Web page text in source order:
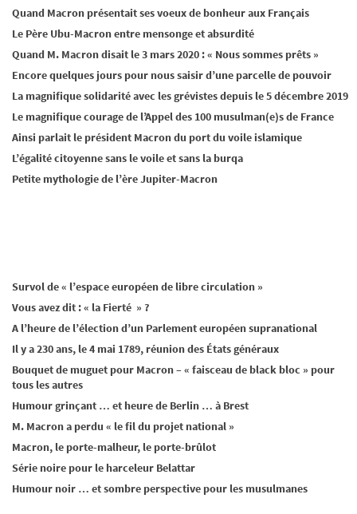
Quand Macron présentait ses voeux de bonheur aux Français
Le Père Ubu-Macron entre mensonge et absurdité
Quand M. Macron disait le 3 mars 2020 : « Nous sommes prêts »
Encore quelques jours pour nous saisir d’une parcelle de pouvoir
La magnifique solidarité avec les grévistes depuis le 5 décembre 2019
Le magnifique courage de l’Appel des 100 musulman(e)s de France
Ainsi parlait le président Macron du port du voile islamique
L’égalité citoyenne sans le voile et sans la burqa
Petite mythologie de l’ère Jupiter-Macron
Survol de « l’espace européen de libre circulation »
Vous avez dit : « la Fierté » ?
A l’heure de l’élection d’un Parlement européen supranational
Il y a 230 ans, le 4 mai 1789, réunion des États généraux
Bouquet de muguet pour Macron – « faisceau de black bloc » pour
tous les autres
Humour grinçant … et heure de Berlin … à Brest
M. Macron a perdu « le fil du projet national »
Macron, le porte-malheur, le porte-brûlot
Série noire pour le harceleur Belattar
Humour noir … et sombre perspective pour les musulmanes